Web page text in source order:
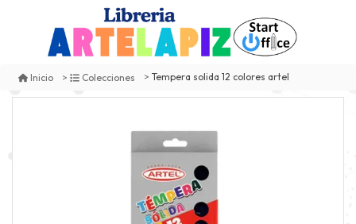
Inicio Colecciones Tempera solida 12 colores artel